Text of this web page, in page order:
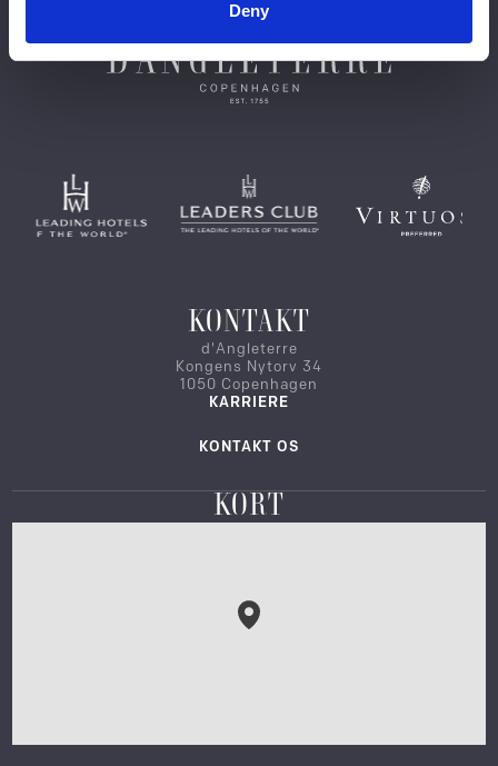
Deny
KONTAKT
d'Angleterre
Kongens Nytorv 34
1050 Copenhagen
KARRIERE
KONTAKT OS
KORT